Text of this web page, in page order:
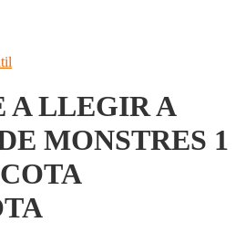
A LLEGIR A
MONSTRES 1